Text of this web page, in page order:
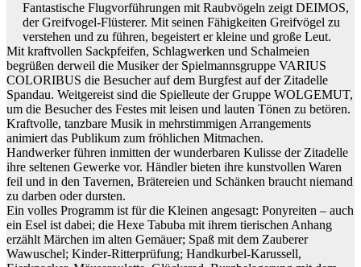
Fantastische Flugvorführungen mit Raubvögeln zeigt DEIMOS,
der Greifvogel-Flüsterer. Mit seinen Fähigkeiten Greifvögel zu
verstehen und zu führen, begeistert er kleine und große Leut.
Mit kraftvollen Sackpfeifen, Schlagwerken und Schalmeien
begrüßen derweil die Musiker der Spielmannsgruppe VARIUS
COLORIBUS die Besucher auf dem Burgfest auf der Zitadelle
Spandau. Weitgereist sind die Spielleute der Gruppe WOLGEMUT,
um die Besucher des Festes mit leisen und lauten Tönen zu betören.
Kraftvolle, tanzbare Musik in mehrstimmigen Arrangements
animiert das Publikum zum fröhlichen Mitmachen.
Handwerker führen inmitten der wunderbaren Kulisse der Zitadelle
ihre seltenen Gewerke vor. Händler bieten ihre kunstvollen Waren
feil und in den Tavernen, Brätereien und Schänken braucht niemand
zu darben oder dursten.
Ein volles Programm ist für die Kleinen angesagt: Ponyreiten – auch
ein Esel ist dabei; die Hexe Tabuba mit ihrem tierischen Anhang
erzählt Märchen im alten Gemäuer; Spaß mit dem Zauberer
Wawuschel; Kinder-Ritterprüfung; Handkurbel-Karussell,